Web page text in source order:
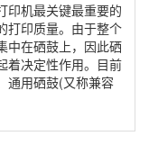
印机最关键最重要的
打印质量。由于整个
中在硒鼓上，因此硒
着决定性作用。目前
通用硒鼓(又称兼容